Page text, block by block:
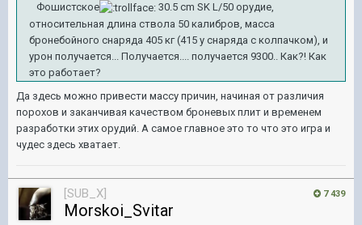
Фошистское
30.5 cm SK L/50 орудие,
относительная длина ствола 50 калибров, масса
бронебойного снаряда 405 кг (415 у снаряда с колпачком), и
урон получается... Получается.... получается 9300.. Как?! Как
это работает?
Да здесь можно привести массу причин, начиная от различия
порохов и заканчивая качеством броневых плит и временем
разработки этих орудий. А самое главное это то что это игра и
чудес здесь хватает.
7 439
[SUB_X]
Morskoi_Svitar